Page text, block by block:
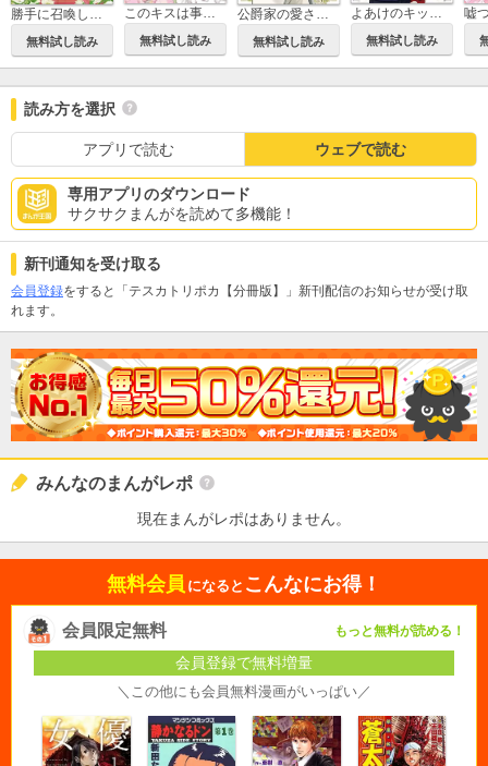
無料試し読み
このキスは事故なのに色無しの私がなぜか最強の魔法使いにとらわれてます
無料試し読み 無料試し読み
よあけのキッチン
無料試し読み
読み方を選択
アプリで読む ウェブで読む
専用アプリのダウンロード
サクサクまんがを読めて多機能！
新刊通知を受け取る
会員登録をすると「テスカトリポカ【分冊版】」新刊配信のお知らせが受け取
れます。
みんなのまんがレポ
現在まんがレポはありません。
無料会員 になると こんなにお得！
会員限定無料 もっと無料が読める！
会員登録で無料増量
＼この他にも会員無料漫画がいっぱい／